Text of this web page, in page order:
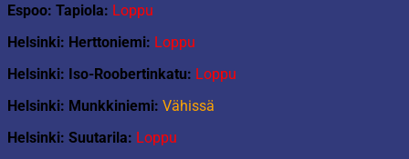
Espoo: Tapiola: Loppu
Helsinki: Herttoniemi: Loppu
Helsinki: Iso-Roobertinkatu: Loppu
Helsinki: Munkkiniemi: Vähissä
Helsinki: Suutarila: Loppu